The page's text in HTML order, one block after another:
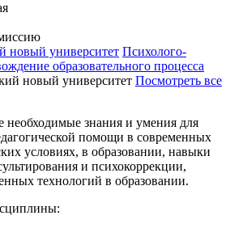
университет Психолого-
образовательного процесса
Посмотреть все
необходимые знания и умения для
помощи в современных
условиях, в образовании, навыки
и психокоррекции,
технологий в образовании.